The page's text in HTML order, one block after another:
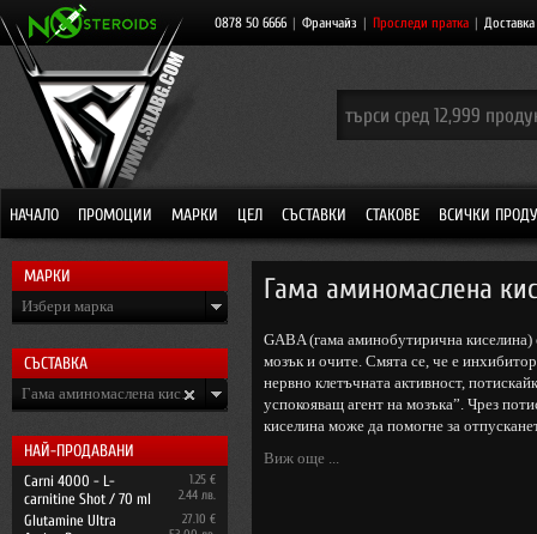
0878 50 6666 | Франчайз | Проследи пратка | Доставка
НАЧАЛО ПРОМОЦИИ МАРКИ ЦЕЛ СЪСТАВКИ СТАКОВЕ ВСИЧКИ
МАРКИ
Избери марка
СЪСТАВКА
Гама аминомаслена киселина (ГАБА)
НАЙ-ПРОДАВАНИ
Carni 4000 - L-
carnitine Shot / 70 ml
1.25 €
2.44 лв.
Glutamine Ultra
27.10 €
Гама аминомаслена
GABA (гама аминобутирична
мозък и очите. Смята се, че е
нервно клетъчната активност,
успокояващ агент на мозъка”. Чрез
киселина може да помогне за
Виж още ...